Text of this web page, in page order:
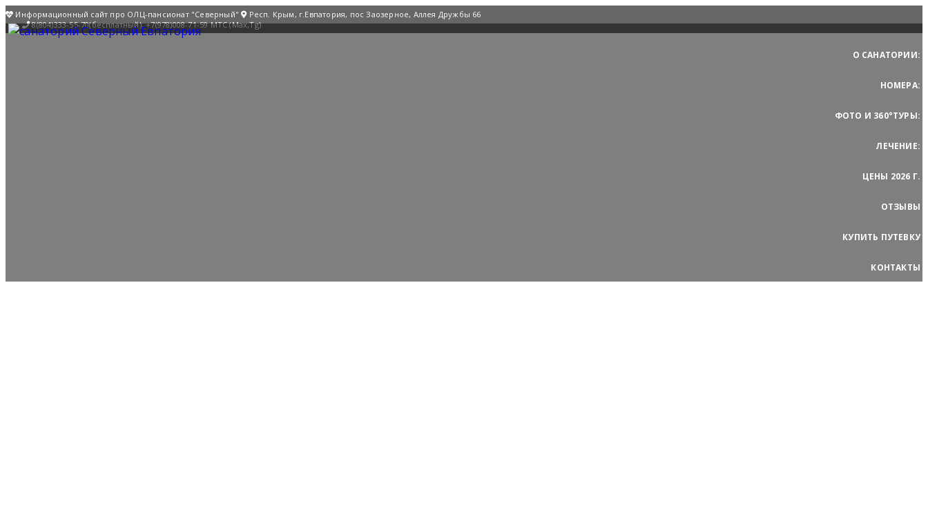
Информационный сайт про ОЛЦ-пансионат "Северный" Респ. Крым, г.Евпатория, пос Заозерное, Аллея Дружбы 66
8(804)333-55-70(бесплатный), +7(978)008-71-59 МТС (Max,Tg)
О САНАТОРИИ:
НОМЕРА:
ФОТО И 360°ТУРЫ:
ЛЕЧЕНИЕ:
ЦЕНЫ 2026 Г.
ОТЗЫВЫ
КУПИТЬ ПУТЕВКУ
КОНТАКТЫ